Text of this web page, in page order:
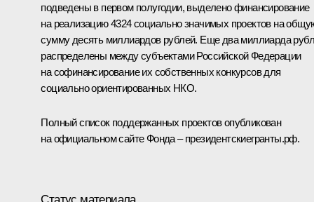
подведены в первом полугодии, выделено финансирование
на реализацию 4324 социально значимых проектов на
сумму десять миллиардов рублей. Еще два миллиарда
распределены между субъектами Российской Федерации
на софинансирование их собственных конкурсов для
социально ориентированных НКО.
Полный список поддержанных проектов опубликован
на официальном сайте Фонда –президентскиегранты.рф.